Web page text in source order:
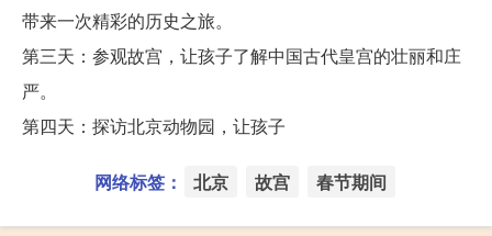
带来一次精彩的历史之旅。
第三天：参观故宫，让孩子了解中国古代皇宫的壮丽和庄
严。
第四天：探访北京动物园，让孩子
网络标签： 北京 故宫 春节期间